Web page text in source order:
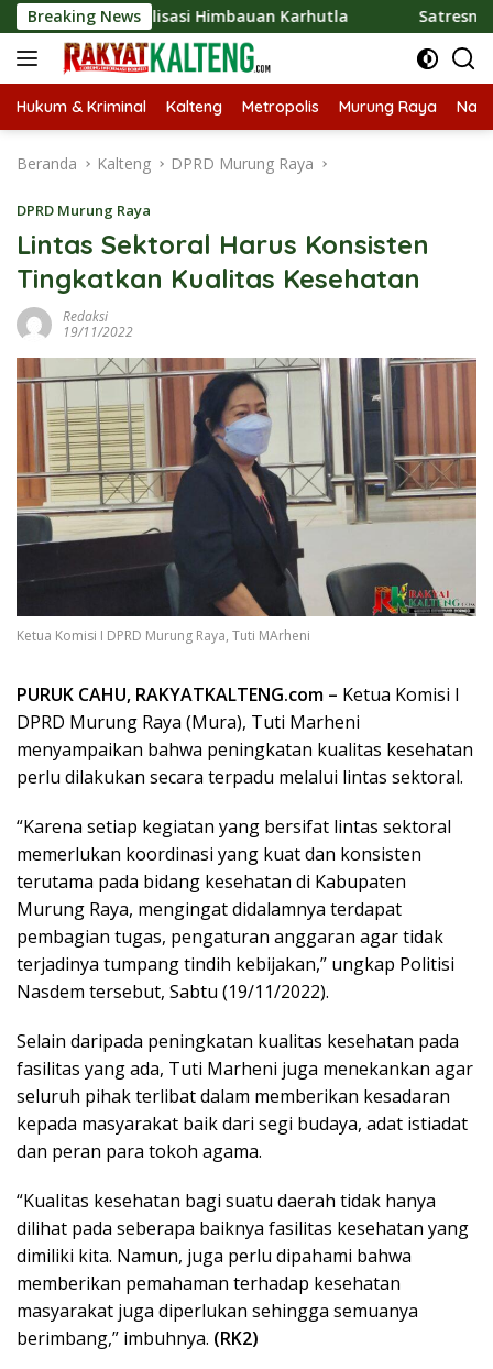
Langsung
ke
konten
Breaking News
Sosialisasi Himbauan Karhutla Satresnarkoba
Hukum & Kriminal Kalteng Metropolis Murung Raya
Beranda Kalteng DPRD Murung Raya
DPRD Murung Raya
Lintas Sektoral Harus Konsisten
Tingkatkan Kualitas Kesehatan
Redaksi
19/11/2022
Ketua Komisi I DPRD Murung Raya, Tuti MArheni
PURUK CAHU, RAKYATKALTENG.com – Ketua Komisi I
DPRD Murung Raya (Mura), Tuti Marheni
menyampaikan bahwa peningkatan kualitas kesehatan
perlu dilakukan secara terpadu melalui lintas sektoral.
“Karena setiap kegiatan yang bersifat lintas sektoral
memerlukan koordinasi yang kuat dan konsisten
terutama pada bidang kesehatan di Kabupaten
Murung Raya, mengingat didalamnya terdapat
pembagian tugas, pengaturan anggaran agar tidak
terjadinya tumpang tindih kebijakan,” ungkap Politisi
Nasdem tersebut, Sabtu (19/11/2022).
Selain daripada peningkatan kualitas kesehatan pada
fasilitas yang ada, Tuti Marheni juga menekankan agar
seluruh pihak terlibat dalam memberikan kesadaran
kepada masyarakat baik dari segi budaya, adat istiadat
dan peran para tokoh agama.
“Kualitas kesehatan bagi suatu daerah tidak hanya
dilihat pada seberapa baiknya fasilitas kesehatan yang
dimiliki kita. Namun, juga perlu dipahami bahwa
memberikan pemahaman terhadap kesehatan
masyarakat juga diperlukan sehingga semuanya
berimbang,” imbuhnya. (RK2)